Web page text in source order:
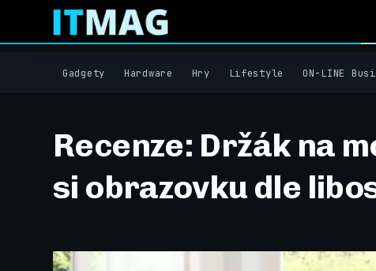
Gadgety Hardware Hry Lifestyle ON-LINE
Recenze: Držák na
si obrazovku dle